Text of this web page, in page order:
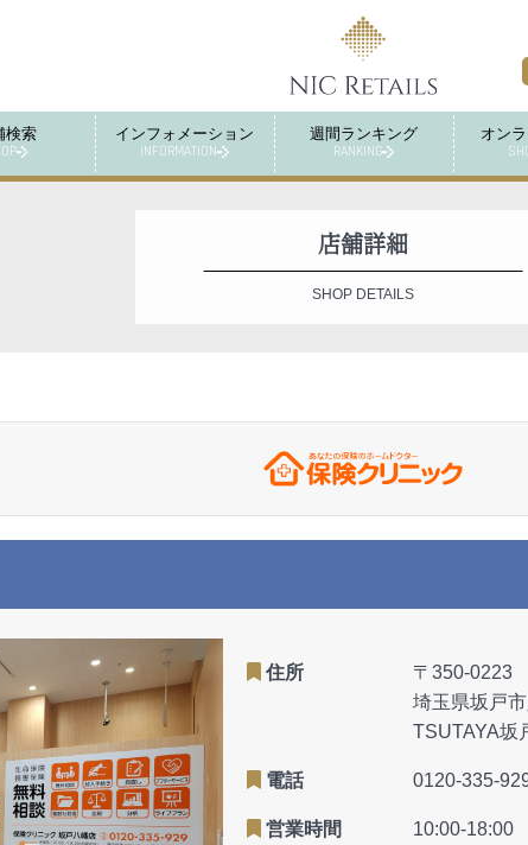
検索 インフォメーション
INFORMATION
週間ランキング
RANKING
オン
店舗詳細
SHOP DETAILS
住所
〒350-0223
埼玉県坂戸
TSUTAYA坂
電話 0120-335-
営業時間 10:00-18:00